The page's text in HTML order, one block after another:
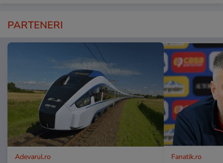
PARTENERI
Adevarul.ro Fanatik.ro